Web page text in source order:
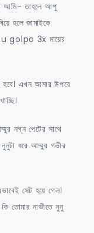
আমি- তাহলে আপু
হলে জামাইকে
golpo 3x মায়ের
এখন আমার উপরে
নগ্ন পেটের সাথে
ধরে আম্মুর গভীর
সেট হয়ে গেল।
তোমার নাভীতে নুনু